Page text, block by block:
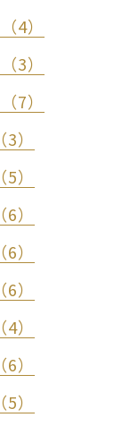
4）
3）
7）
）
）
）
）
）
）
）
）